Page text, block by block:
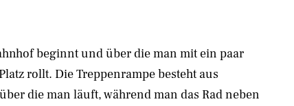
beginnt und über die man mit ein paar
rollt. Die Treppenrampe besteht aus
die man läuft, während man das Rad neben